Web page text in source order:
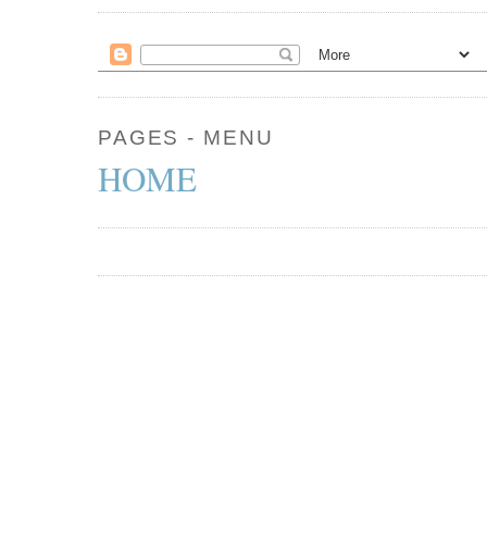
PAGES - MENU
HOME